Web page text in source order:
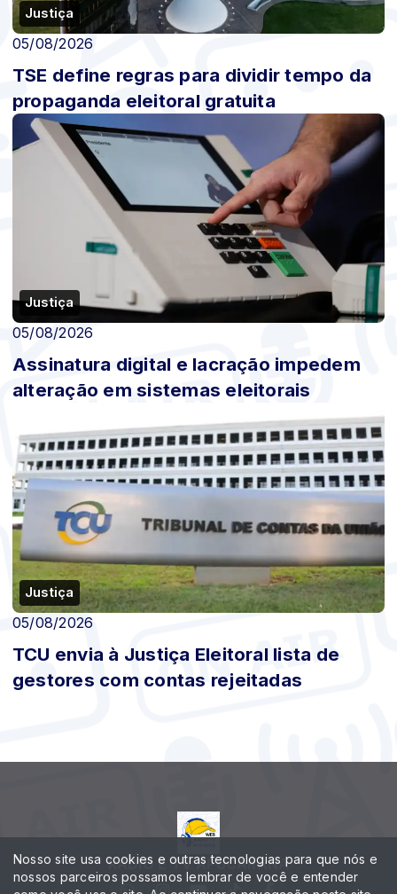
Justiça
05/08/2026
TSE define regras para dividir tempo da
propaganda eleitoral gratuita
Justiça
05/08/2026
Assinatura digital e lacração impedem
alteração em sistemas eleitorais
Justiça
05/08/2026
TCU envia à Justiça Eleitoral lista de
gestores com contas rejeitadas
RÁDIO E TV APUCARANA
Nosso site usa cookies e outras tecnologias para que nós e
nossos parceiros possamos lembrar de você e entender